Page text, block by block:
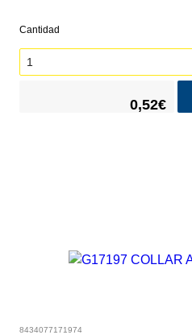
Cantidad
0,52€
8434077171974